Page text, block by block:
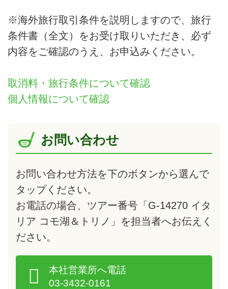
※海外旅行取引条件を説明しますので、旅行
条件書（全文）をお受け取りいただき、必ず
内容をご確認のうえ、お申込みください。
取消料・旅行条件について確認
個人情報について確認
お問い合わせ
お問い合わせ方法を下のボタンから選んで
タップください。
お電話の場合、ツアー番号「G-14270 イタ
リア コモ湖＆トリノ」を担当者へお伝えく
ださい。
本社営業所へ電話
03-3432-0161